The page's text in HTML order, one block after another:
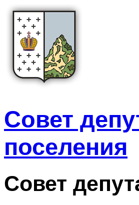
Совет
поселения
Совет